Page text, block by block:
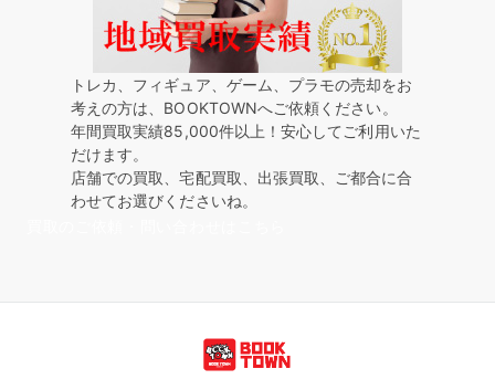
トレカ、フィギュア、ゲーム、プラモの売却をお
考えの方は、BOOKTOWNへご依頼ください。
年間買取実績85,000件以上！安心してご利用いた
だけます。
店舗での買取、宅配買取、出張買取、ご都合に合
わせてお選びくださいね。